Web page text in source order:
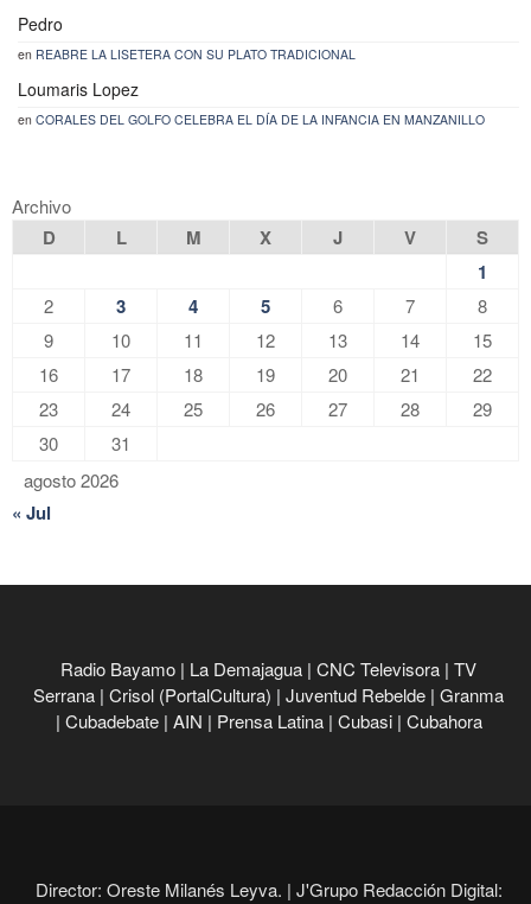
Pedro
en REABRE LA LISETERA CON SU PLATO TRADICIONAL
Loumaris Lopez
en CORALES DEL GOLFO CELEBRA EL DÍA DE LA INFANCIA EN MANZANILLO
Archivo
agosto 2026
D L M X J V
S
1
2 3 4 5 6 7
8
9
10 11 12 13 14
15
16
17 18 19 20 21
22
23
24 25 26 27 28
29
30
31
« Jul
Radio Bayamo | La Demajagua | CNC Televisora | TV
Serrana | Crisol (PortalCultura) | Juventud Rebelde | Granma
| Cubadebate | AIN | Prensa Latina | Cubasi | Cubahora
Director: Oreste Milanés Leyva. | J'Grupo Redacción Digital: